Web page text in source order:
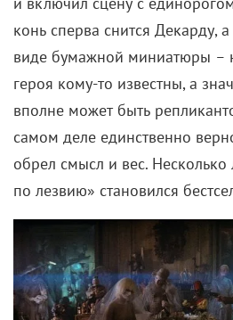
конь сперва снится Декарду,
виде бумажной миниатюры –
героя кому-то известны, а
вполне может быть
самом деле единственно
обрел смысл и вес.
по лезвию» становился